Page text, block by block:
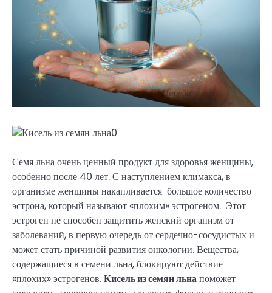
Семя льна очень ценный продукт для здоровья женщины,
особенно после 40 лет. С наступлением климакса, в
организме женщины накапливается большое количество
эстрона, который называют «плохим» эстрогеном. Этот
эстроген не способен защитить женский организм от
заболеваний, в первую очередь от сердечно-сосудистых и
может стать причиной развития онкологии. Вещества,
содержащиеся в семени льна, блокируют действие
«плохих» эстрогенов.Кисель из семян льнапоможет